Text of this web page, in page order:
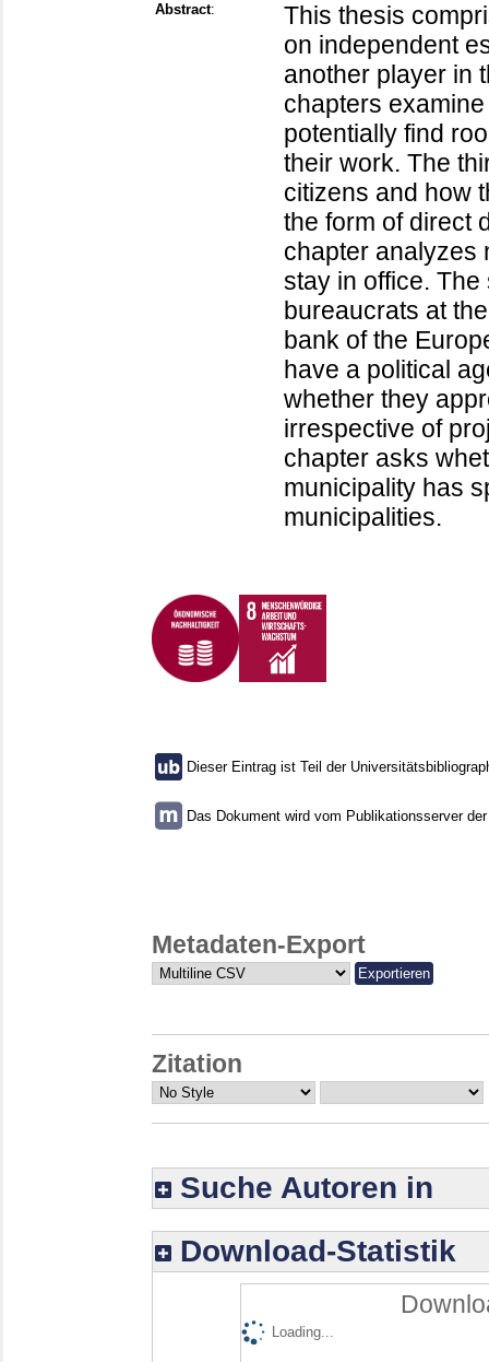
Abstract:
This thesis
on independent
another player in
chapters
potentially find
their work. The
citizens and how
the form of direct
chapter analyzes
stay in office.
bureaucrats at
bank of the
have a political
whether they
irrespective of
chapter asks
municipality has
municipalities.
Dieser Eintrag ist Teil der
Das Dokument wird vom Publikationsserver
Metadaten-Export
Zitation
Suche Autoren in
Download-Statistik
Loading...